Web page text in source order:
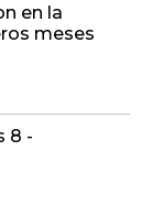
en la
meses
8 -